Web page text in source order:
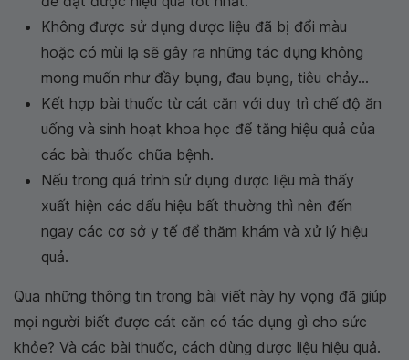
Không được sử dụng dược liệu đã bị đổi màu
hoặc có mùi lạ sẽ gây ra những tác dụng không
mong muốn như đầy bụng, đau bụng, tiêu chảy...
Kết hợp bài thuốc từ cát căn với duy trì chế độ ăn
uống và sinh hoạt khoa học để tăng hiệu quả của
các bài thuốc chữa bệnh.
Nếu trong quá trình sử dụng dược liệu mà thấy
xuất hiện các dấu hiệu bất thường thì nên đến
ngay các cơ sở y tế để thăm khám và xử lý hiệu
quả.
Qua những thông tin trong bài viết này hy vọng đã giúp
mọi người biết được cát căn có tác dụng gì cho sức
khỏe? Và các bài thuốc, cách dùng dược liệu hiệu quả.